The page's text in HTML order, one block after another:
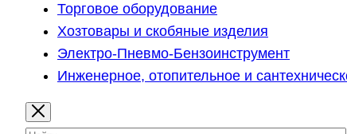
Торговое оборудование
Хозтовары и скобяные изделия
Электро-Пневмо-Бензоинструмент
Инженерное, отопительное и